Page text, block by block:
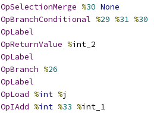
OpSelectionMerge %30 None
OpBranchConditional %29 %31 %30
OpLabel
OpReturnValue %int_2
OpLabel
OpBranch %26
OpLabel
OpLoad %int %j
OpIAdd %int %33 %int_1